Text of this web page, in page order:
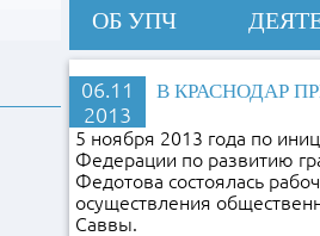
ОБ УПЧ
06.11
2013
В КРАСНОДАР
5 ноября 2013 года по
Федерации по развитию
Федотова состоялась
осуществления
Саввы.